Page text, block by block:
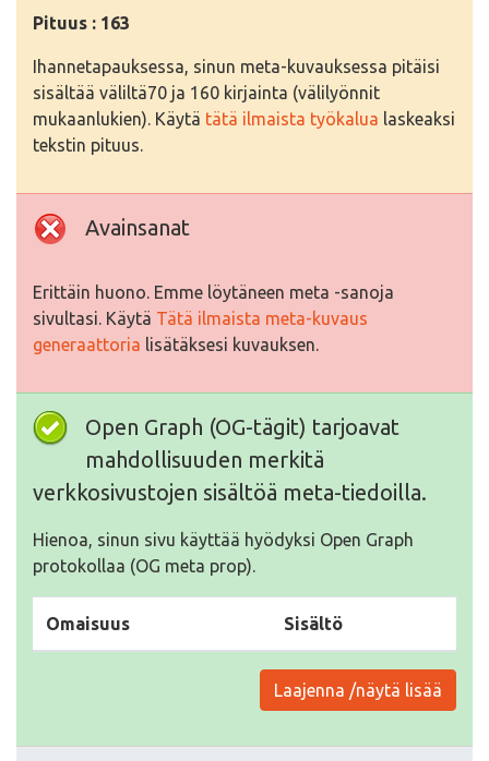
Pituus : 163
Ihannetapauksessa, sinun meta-kuvauksessa pitäisi
sisältää väliltä70 ja 160 kirjainta (välilyönnit
mukaanlukien). Käytä tätä ilmaista työkalua laskeaksi
tekstin pituus.
Avainsanat
Erittäin huono. Emme löytäneen meta -sanoja
sivultasi. Käytä Tätä ilmaista meta-kuvaus
generaattoria lisätäksesi kuvauksen.
Open Graph (OG-tägit) tarjoavat
mahdollisuuden merkitä
verkkosivustojen sisältöä meta-tiedoilla.
Hienoa, sinun sivu käyttää hyödyksi Open Graph
protokollaa (OG meta prop).
Omaisuus Sisältö
Laajenna /näytä lisää